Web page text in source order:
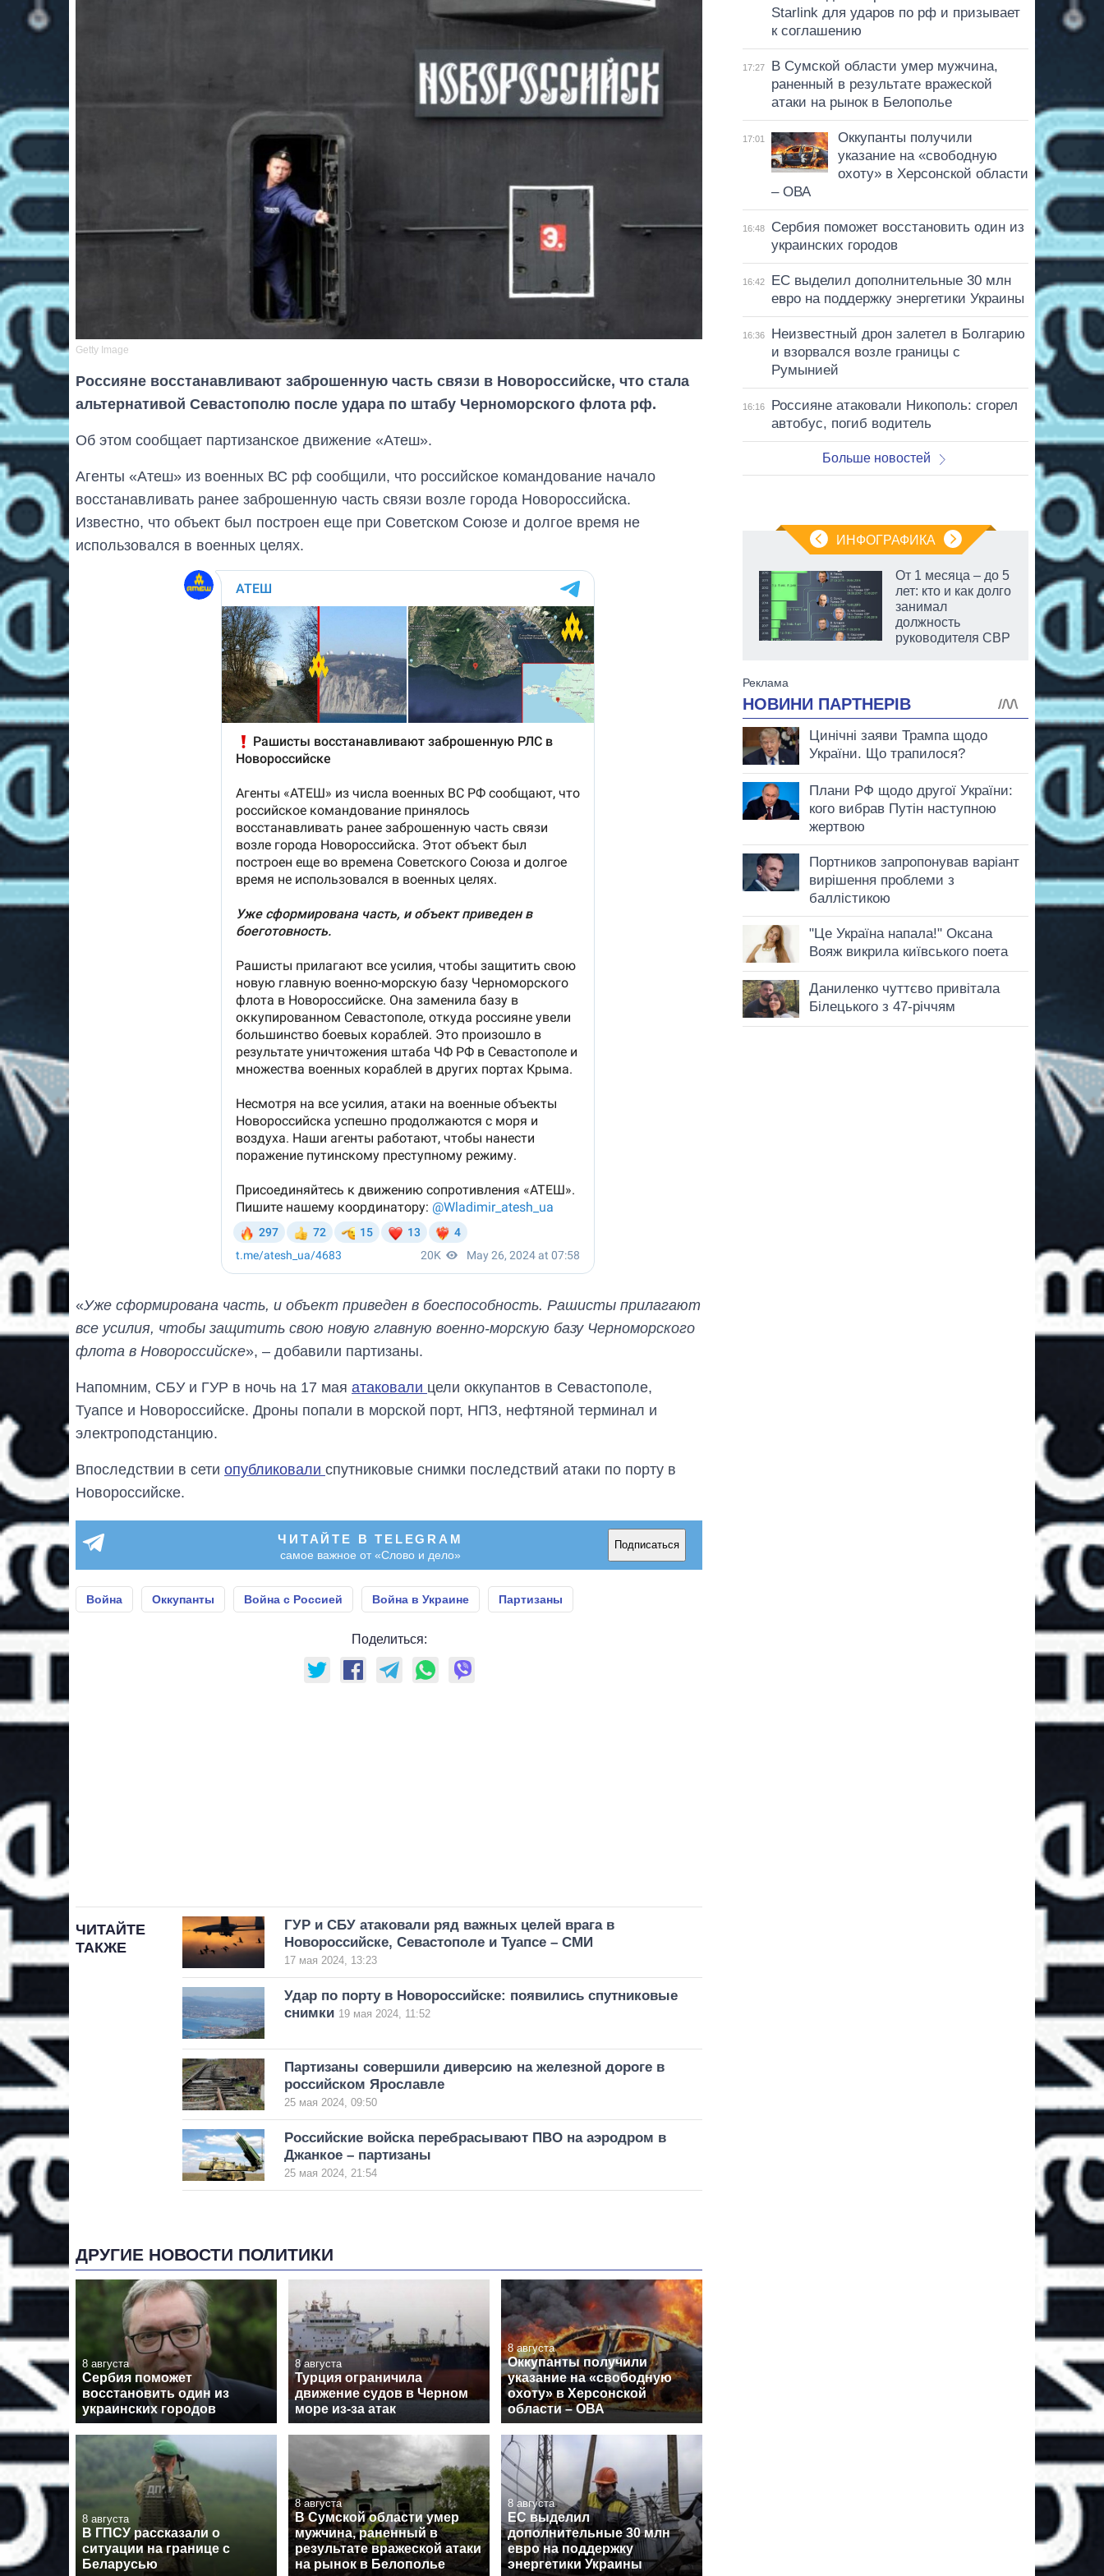
Getty Image
Россияне восстанавливают заброшенную часть связи в Новороссийске, что стала
альтернативой Севастополю после удара по штабу Черноморского флота рф.
Об этом сообщает партизанское движение «Атеш».
Агенты «Атеш» из военных ВС рф сообщили, что российское командование начало
восстанавливать ранее заброшенную часть связи возле города Новороссийска.
Известно, что объект был построен еще при Советском Союзе и долгое время не
использовался в военных целях.
«Уже сформирована часть, и объект приведен в боеспособность. Рашисты прилагают
все усилия, чтобы защитить свою новую главную военно-морскую базу Черноморского
флота в Новороссийске», – добавили партизаны.
Напомним, СБУ и ГУР в ночь на 17 мая атаковали цели оккупантов в Севастополе,
Туапсе и Новороссийске. Дроны попали в морской порт, НПЗ, нефтяной терминал и
электроподстанцию.
Впоследствии в сети опубликовали спутниковые снимки последствий атаки по порту в
Новороссийске.
ЧИТАЙТЕ В TELEGRAM
самое важное от «Слово и дело»
Подписаться
Война Оккупанты Война с Россией Война в Украине Партизаны
Поделиться:
ЧИТАЙТЕ
ТАКЖЕ
ГУР и СБУ атаковали ряд важных целей врага в
Новороссийске, Севастополе и Туапсе – СМИ
17 мая 2024, 13:23
Удар по порту в Новороссийске: появились спутниковые
снимки 19 мая 2024, 11:52
Партизаны совершили диверсию на железной дороге в
российском Ярославле
25 мая 2024, 09:50
Российские войска перебрасывают ПВО на аэродром в
Джанкое – партизаны
25 мая 2024, 21:54
ДРУГИЕ НОВОСТИ ПОЛИТИКИ
8 августа
Сербия поможет
восстановить один из
украинских городов
8 августа
Турция ограничила
движение судов в Черном
море из-за атак
8 августа
Оккупанты получили
указание на «свободную
охоту» в Херсонской
области – ОВА
8 августа
В ГПСУ рассказали о
ситуации на границе с
Беларусью
8 августа
В Сумской области умер
мужчина, раненный в
результате вражеской атаки
на рынок в Белополье
8 августа
ЕС выделил
дополнительные 30 млн
евро на поддержку
энергетики Украины
Starlink для ударов по рф и призывает
к соглашению
17:27
В Сумской области умер мужчина,
раненный в результате вражеской
атаки на рынок в Белополье
17:01
Оккупанты получили
указание на «свободную
охоту» в Херсонской области
– ОВА
16:48
Сербия поможет восстановить один из
украинских городов
16:42
ЕС выделил дополнительные 30 млн
евро на поддержку энергетики Украины
16:36
Неизвестный дрон залетел в Болгарию
и взорвался возле границы с
Румынией
16:16
Россияне атаковали Никополь: сгорел
автобус, погиб водитель
Больше новостей
ИНФОГРАФИКА
От 1 месяца – до 5
лет: кто и как долго
занимал
должность
руководителя СВР